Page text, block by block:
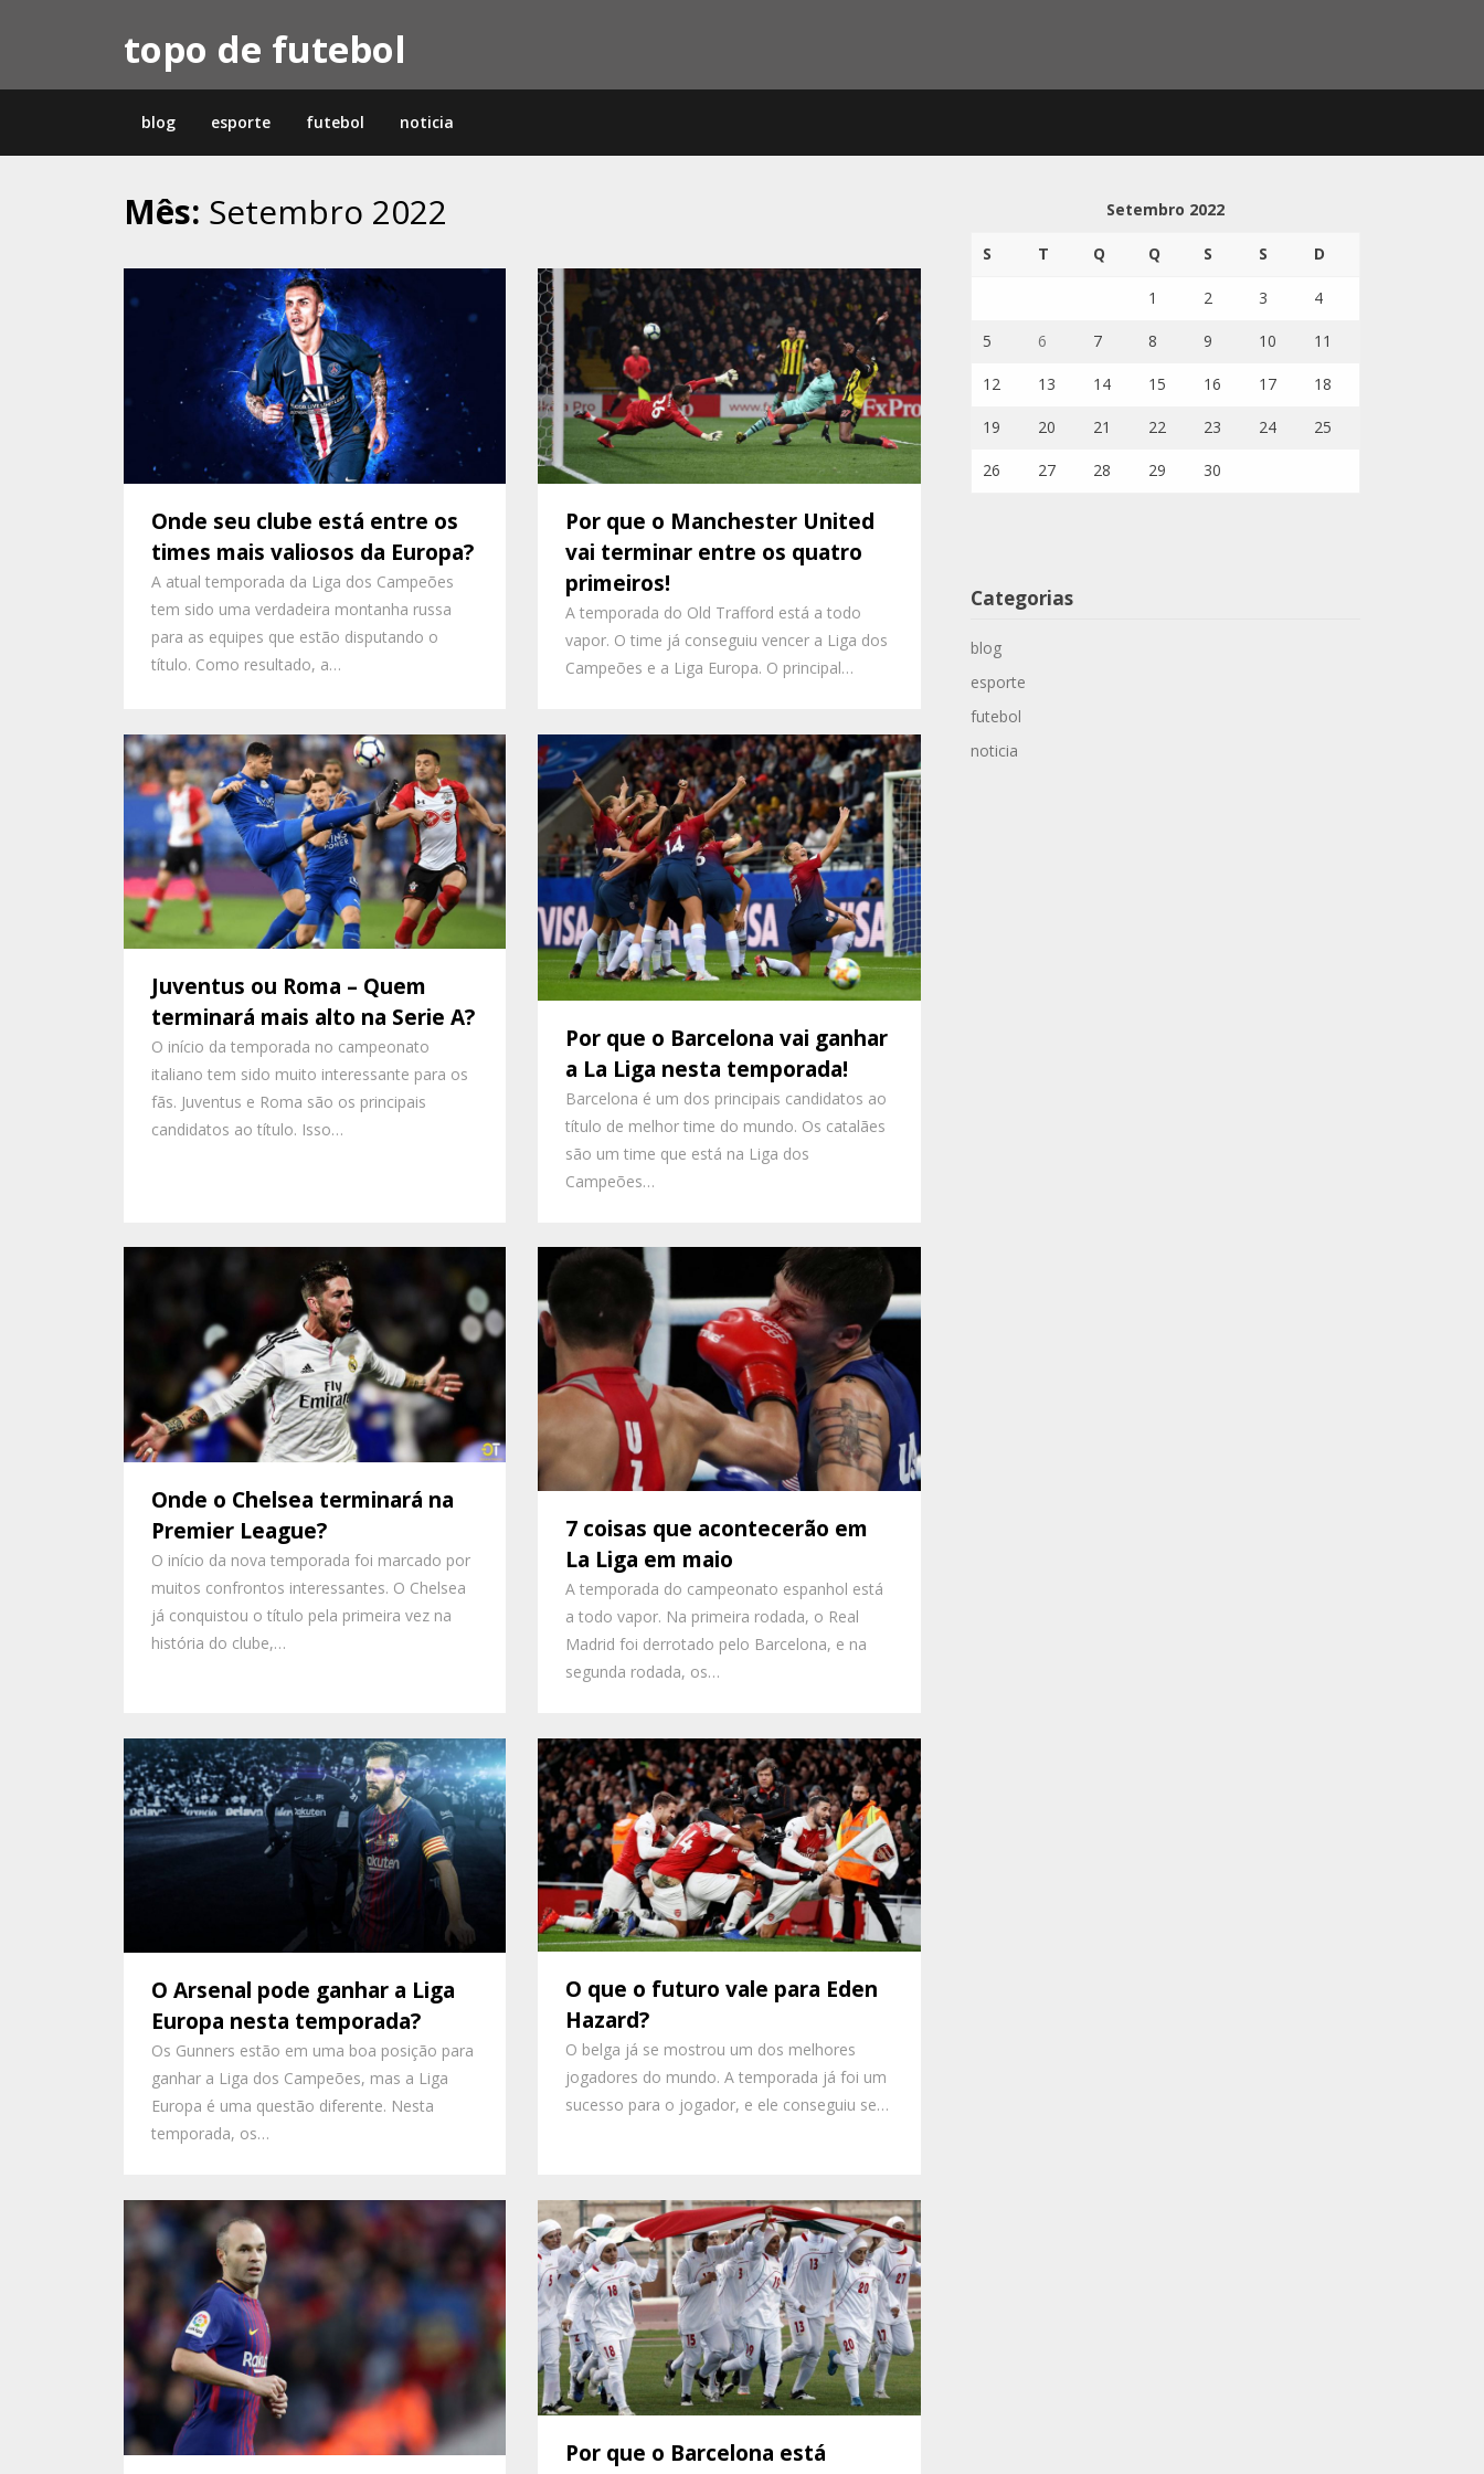
topo de futebol
blog esporte futebol noticia
Mês: Setembro 2022
Onde seu clube está entre os
times mais valiosos da Europa?
A atual temporada da Liga dos Campeões
tem sido uma verdadeira montanha russa
para as equipes que estão disputando o
título. Como resultado, a…
Por que o Manchester United
vai terminar entre os quatro
primeiros!
A temporada do Old Trafford está a todo
vapor. O time já conseguiu vencer a Liga dos
Campeões e a Liga Europa. O principal…
Juventus ou Roma – Quem
terminará mais alto na Serie A?
O início da temporada no campeonato
italiano tem sido muito interessante para os
fãs. Juventus e Roma são os principais
candidatos ao título. Isso…
Por que o Barcelona vai ganhar
a La Liga nesta temporada!
Barcelona é um dos principais candidatos ao
título de melhor time do mundo. Os catalães
são um time que está na Liga dos
Campeões…
Onde o Chelsea terminará na
Premier League?
O início da nova temporada foi marcado por
muitos confrontos interessantes. O Chelsea
já conquistou o título pela primeira vez na
história do clube,…
7 coisas que acontecerão em
La Liga em maio
A temporada do campeonato espanhol está
a todo vapor. Na primeira rodada, o Real
Madrid foi derrotado pelo Barcelona, e na
segunda rodada, os…
O Arsenal pode ganhar a Liga
Europa nesta temporada?
Os Gunners estão em uma boa posição para
ganhar a Liga dos Campeões, mas a Liga
Europa é uma questão diferente. Nesta
temporada, os…
O que o futuro vale para Eden
Hazard?
O belga já se mostrou um dos melhores
jogadores do mundo. A temporada já foi um
sucesso para o jogador, e ele conseguiu se…
Por que o Barcelona está
Setembro 2022
S T Q Q S S D
1 2 3 4
5 6 7 8 9 10 11
12 13 14 15 16 17 18
19 20 21 22 23 24 25
26 27 28 29 30
Categorias
blog
esporte
futebol
noticia